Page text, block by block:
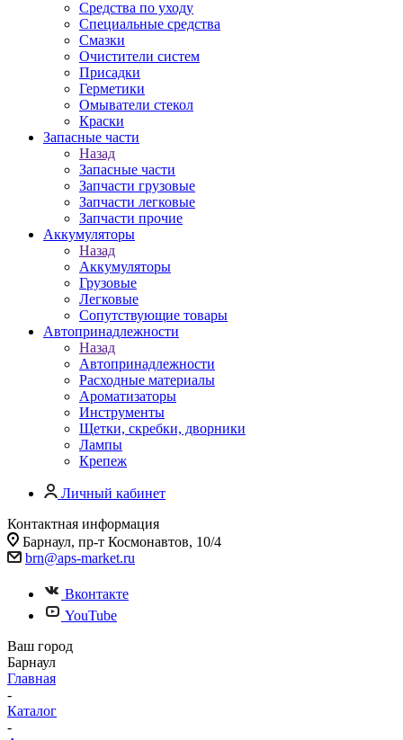
Средства по уходу
Специальные средства
Смазки
Очистители систем
Присадки
Герметики
Омыватели стекол
Краски
Запасные части
Назад
Запасные части
Запчасти грузовые
Запчасти легковые
Запчасти прочие
Аккумуляторы
Назад
Аккумуляторы
Грузовые
Легковые
Сопутствующие товары
Автопринадлежности
Назад
Автопринадлежности
Расходные материалы
Ароматизаторы
Инструменты
Щетки, скребки, дворники
Лампы
Крепеж
Личный кабинет
Контактная информация
Барнаул, пр-т Космонавтов, 10/4
brn@aps-market.ru
Вконтакте
YouTube
Ваш город
Барнаул
Главная
-
Каталог
-